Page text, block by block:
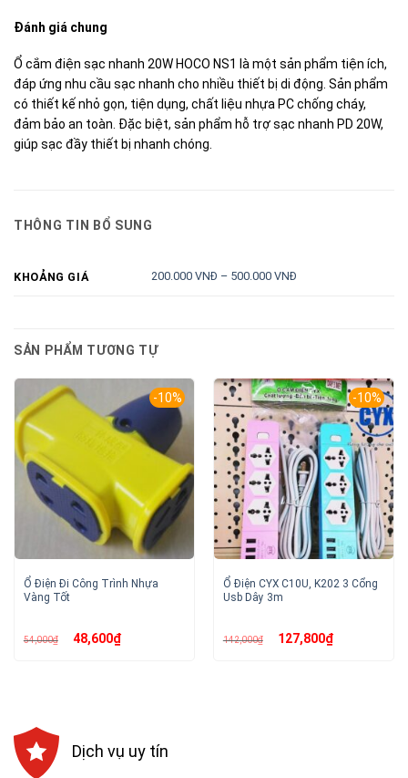
Đánh giá chung
Ổ cắm điện sạc nhanh 20W HOCO NS1 là một sản phẩm tiện ích,
đáp ứng nhu cầu sạc nhanh cho nhiều thiết bị di động. Sản phẩm
có thiết kế nhỏ gọn, tiện dụng, chất liệu nhựa PC chống cháy,
đảm bảo an toàn. Đặc biệt, sản phẩm hỗ trợ sạc nhanh PD 20W,
giúp sạc đầy thiết bị nhanh chóng.
THÔNG TIN BỔ SUNG
KHOẢNG GIÁ 200.000 VNĐ – 500.000 VNĐ
SẢN PHẨM TƯƠNG TỰ
-10%
Ổ Điện Đi Công Trình Nhựa
Vàng Tốt
54,000₫ Giá
gốc
48,600₫Giá
-10%
Ổ Điện CYX C10U, K202 3 Cổng
Usb Dây 3m
142,000₫ Giá
gốc127,800₫Giá
Dịch vụ uy tín